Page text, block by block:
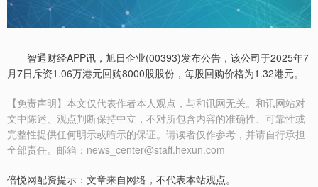
智通财经APP讯，旭日企业(00393)发布公告，该公司于2025年7
月7日斥资1.06万港元回购8000股股份，每股回购价格为1.32港元。
【免责声明】本文仅代表作者本人观点，与和讯网无关。和讯网站对
文中陈述、观点判断保持中立，不对所包含内容的准确性、可靠性或
完整性提供任何明示或暗示的保证。请读者仅作参考，并请自行承担
全部责任。邮箱：news_center@staff.hexun.com
倍悦网配资提示：文章来自网络，不代表本站观点。